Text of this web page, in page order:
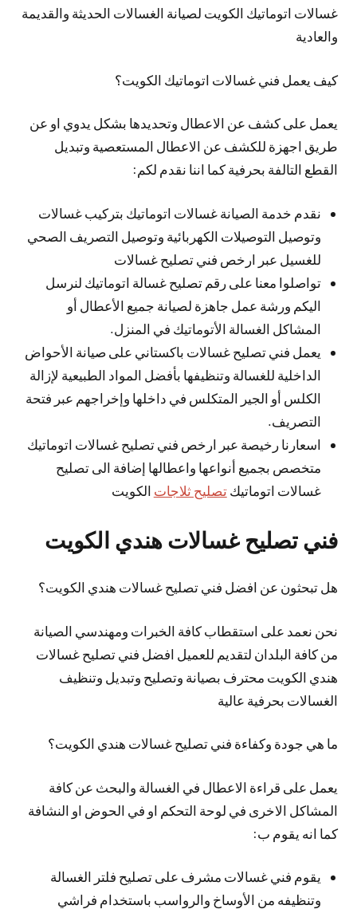
غسالات اتوماتيك الكويت لصيانة الغسالات الحديثة والقديمة
والعادية
كيف يعمل فني غسالات اتوماتيك الكويت؟
يعمل على كشف عن الاعطال وتحديدها بشكل يدوي او عن
طريق اجهزة للكشف عن الاعطال المستعصية وتبديل
القطع التالفة بحرفية كما اننا نقدم لكم:
نقدم خدمة الصيانة غسالات اتوماتيك بتركيب غسالات
وتوصيل التوصيلات الكهربائية وتوصيل التصريف الصحي
للغسيل عبر ارخص فني تصليح غسالات
تواصلوا معنا على رقم تصليح غسالة اتوماتيك لنرسل
اليكم ورشة عمل جاهزة لصيانة جميع الأعطال أو
المشاكل الغسالة الأتوماتيك في المنزل.
يعمل فني تصليح غسالات باكستاني على صيانة الأحواض
الداخلية للغسالة وتنظيفها بأفضل المواد الطبيعية لإزالة
الكلس أو الجير المتكلس في داخلها وإخراجهم عبر فتحة
التصريف.
اسعارنا رخيصة عبر ارخص فني تصليح غسالات اتوماتيك
متخصص بجميع أنواعها واعطالها إضافة الى تصليح
غسالات اتوماتيكتصليح ثلاجات الكويت
فني تصليح غسالات هندي الكويت
هل تبحثون عن افضل فني تصليح غسالات هندي الكويت؟
نحن نعمد على استقطاب كافة الخبرات ومهندسي الصيانة
من كافة البلدان لتقديم للعميل افضل فني تصليح غسالات
هندي الكويت محترف بصيانة وتصليح وتبديل وتنظيف
الغسالات بحرفية عالية
ما هي جودة وكفاءة فني تصليح غسالات هندي الكويت؟
يعمل على قراءة الاعطال في الغسالة والبحث عن كافة
المشاكل الاخرى في لوحة التحكم او في الحوض او النشافة
كما انه يقوم ب:
يقوم فني غسالات مشرف على تصليح فلتر الغسالة
وتنظيفه من الأوساخ والرواسب باستخدام فراشي